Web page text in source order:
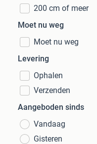
200 cm of meer
Moet nu weg
Moet nu weg
Levering
Ophalen
Verzenden
Aangeboden sinds
Vandaag
Gisteren